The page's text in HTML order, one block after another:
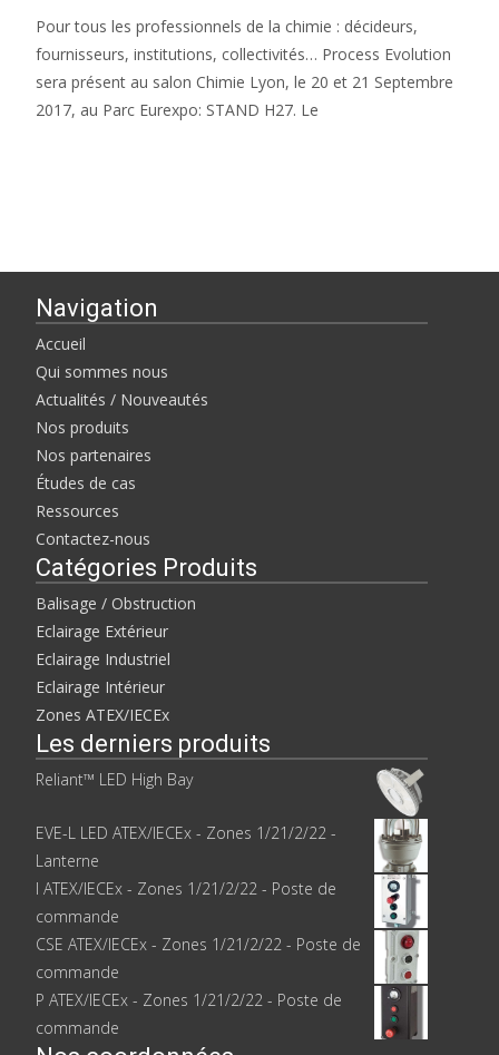
Pour tous les professionnels de la chimie : décideurs,
fournisseurs, institutions, collectivités… Process Evolution
sera présent au salon Chimie Lyon, le 20 et 21 Septembre
2017, au Parc Eurexpo: STAND H27. Le
Navigation
Accueil
Qui sommes nous
Actualités / Nouveautés
Nos produits
Nos partenaires
Études de cas
Ressources
Contactez-nous
Catégories Produits
Balisage / Obstruction
Eclairage Extérieur
Eclairage Industriel
Eclairage Intérieur
Zones ATEX/IECEx
Les derniers produits
Reliant™ LED High Bay
EVE-L LED ATEX/IECEx - Zones 1/21/2/22 -
Lanterne
I ATEX/IECEx - Zones 1/21/2/22 - Poste de
commande
CSE ATEX/IECEx - Zones 1/21/2/22 - Poste de
commande
P ATEX/IECEx - Zones 1/21/2/22 - Poste de
commande